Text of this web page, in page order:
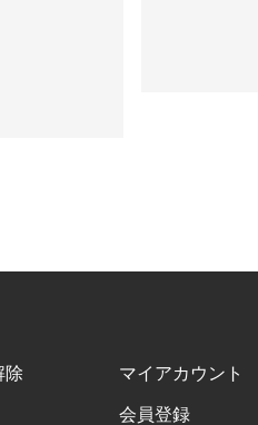
除 マイアカウント
会員登録